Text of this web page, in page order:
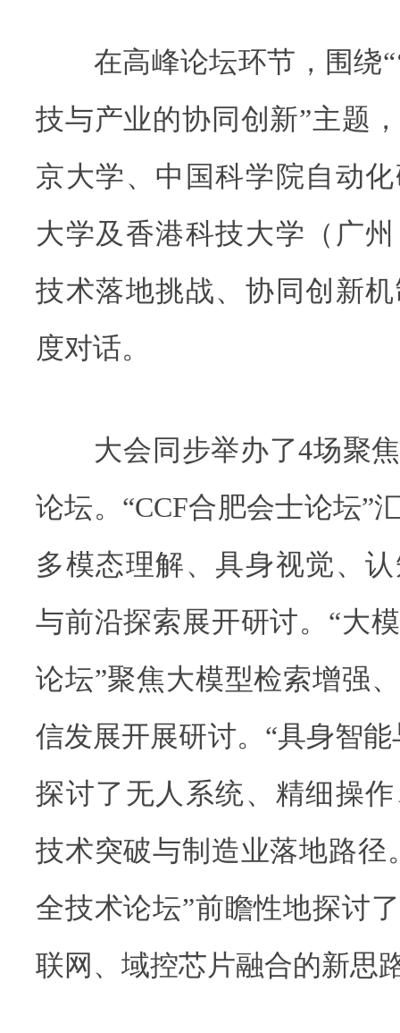
在高峰论坛环节，围绕“‘
技与产业的协同创新”主题
京大学、中国科学院自动
大学及香港科技大学（广
技术落地挑战、协同创新
度对话。
大会同步举办了4场聚焦
论坛。“CCF合肥会士论坛”
多模态理解、具身视觉、
与前沿探索展开研讨。“大
论坛”聚焦大模型检索增强
信发展开展研讨。“具身智
探讨了无人系统、精细操
技术突破与制造业落地路径
全技术论坛”前瞻性地探讨
联网、域控芯片融合的新思